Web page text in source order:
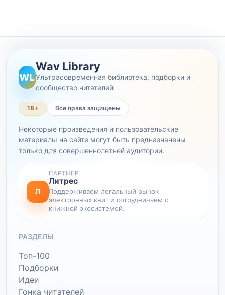
WL
Wav Library
Ультрасовременная библиотека, подборки и
сообщество читателей
18+ Все права защищены
Некоторые произведения и пользовательские
материалы на сайте могут быть предназначены
только для совершеннолетней аудитории.
Л
ПАРТНЕР
Литрес
Поддерживаем легальный рынок
электронных книг и сотрудничаем с
книжной экосистемой.
РАЗДЕЛЫ
Топ-100
Подборки
Идеи
Гонка читателей